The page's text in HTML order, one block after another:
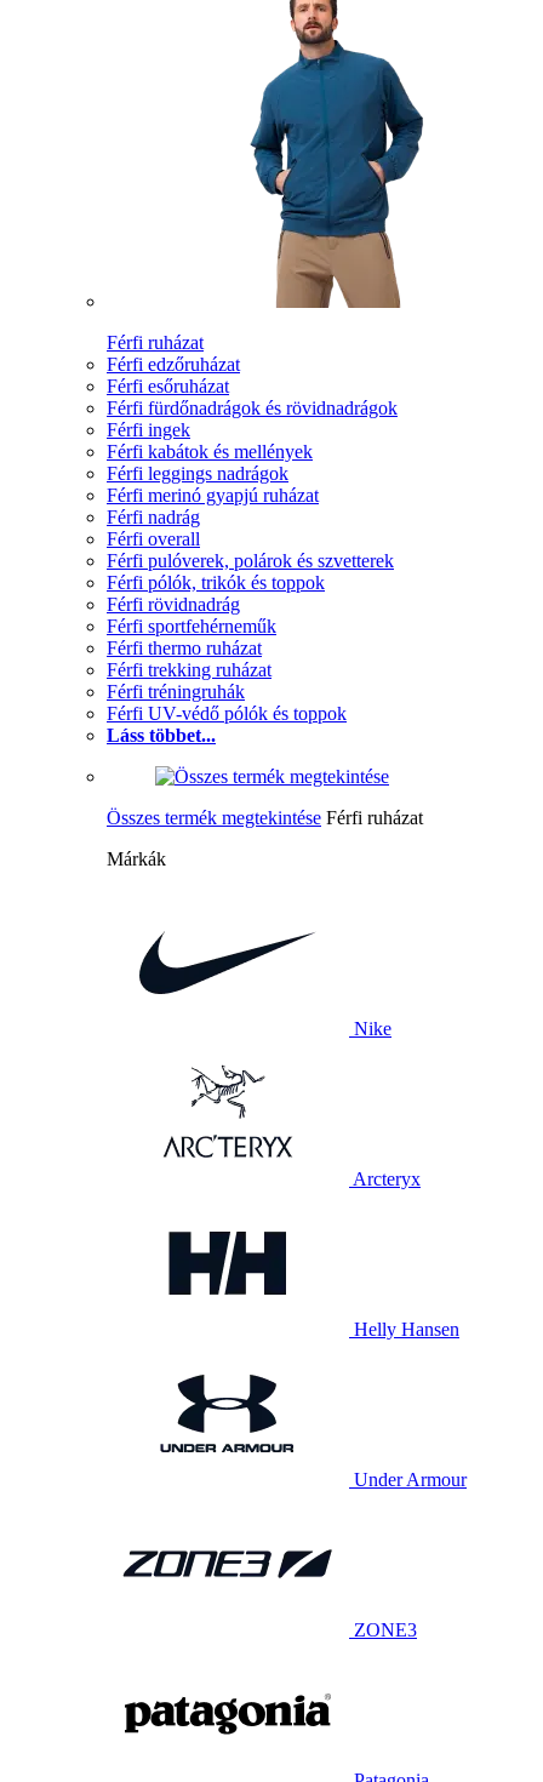
Férfi ruházat
Férfi edzőruházat
Férfi esőruházat
Férfi fürdőnadrágok és rövidnadrágok
Férfi ingek
Férfi kabátok és mellények
Férfi leggings nadrágok
Férfi merinó gyapjú ruházat
Férfi nadrág
Férfi overall
Férfi pulóverek, polárok és szvetterek
Férfi pólók, trikók és toppok
Férfi rövidnadrág
Férfi sportfehérneműk
Férfi thermo ruházat
Férfi trekking ruházat
Férfi tréningruhák
Férfi UV-védő pólók és toppok
Láss többet...
Összes termék megtekintése Férfi ruházat
Márkák
Nike
Arcteryx
Helly Hansen
Under Armour
ZONE3